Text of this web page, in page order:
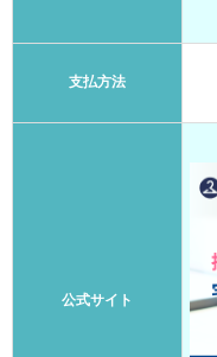
支払方法
公式サイト